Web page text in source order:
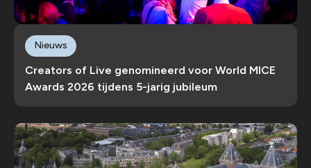
Creators of Live genomineerd voor World MICE
Awards 2026 tijdens 5-jarig jubileum
Nieuws